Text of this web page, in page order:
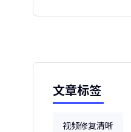
文章标签
视频修复清晰